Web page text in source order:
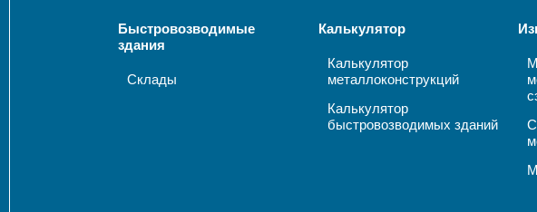
Быстровозводимые
здания
Склады
Калькулятор
Калькулятор
металлоконструкций
Калькулятор
быстровозводимых зданий